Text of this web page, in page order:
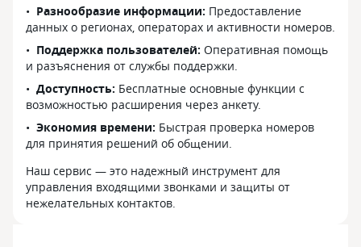
Разнообразие информации: Предоставление
данных о регионах, операторах и активности номеров.
Поддержка пользователей: Оперативная помощь
и разъяснения от службы поддержки.
Доступность: Бесплатные основные функции с
возможностью расширения через анкету.
Экономия времени: Быстрая проверка номеров
для принятия решений об общении.
Наш сервис — это надежный инструмент для
управления входящими звонками и защиты от
нежелательных контактов.